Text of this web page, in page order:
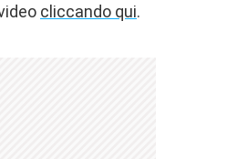
cliccando qui.